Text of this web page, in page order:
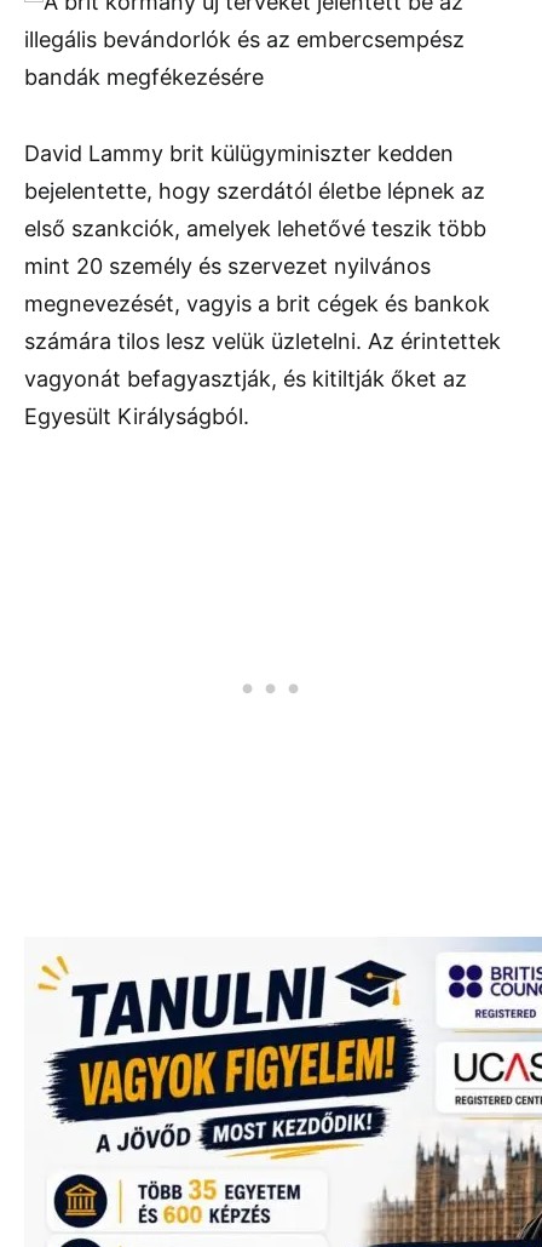
David Lammy brit külügyminiszter kedden
bejelentette, hogy szerdától életbe lépnek az
első szankciók, amelyek lehetővé teszik több
mint 20 személy és szervezet nyilvános
megnevezését, vagyis a brit cégek és bankok
számára tilos lesz velük üzletelni. Az érintettek
vagyonát befagyasztják, és kitiltják őket az
Egyesült Királyságból.